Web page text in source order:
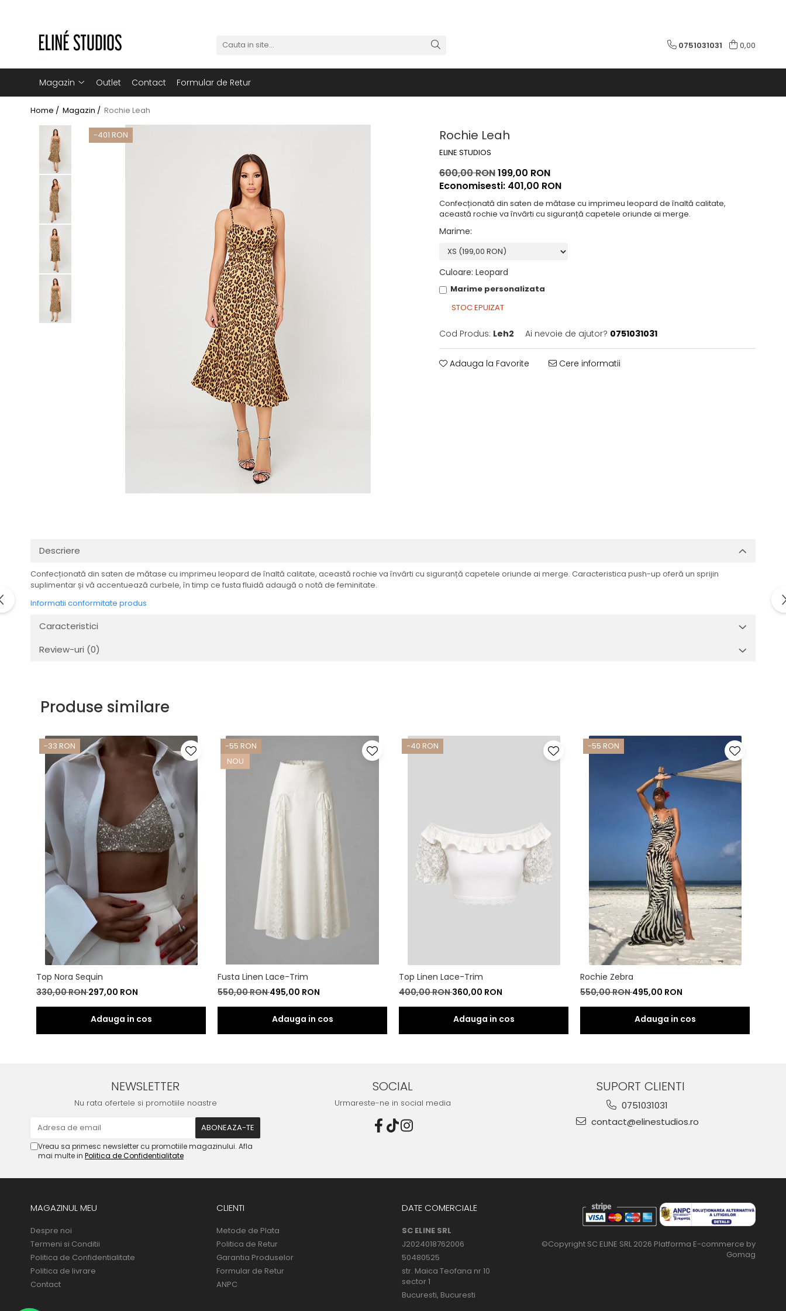
Magazin
Noutati
Rochii
Paltoane
Costume Baie
Lichidare de stoc
0751031031 0,00
Magazin Outlet Contact Formular de Retur
Home / Magazin / Rochie Leah
Rochie Leah
ELINE STUDIOS
-401 RON
600,00 RON199,00 RON
Economisesti: 401,00 RON
Confecționată din saten de mătase cu imprimeu leopard de înaltă calitate,
această rochie va învârti cu siguranță capetele oriunde ai merge.
Marime:
Culoare: Leopard
Marime personalizata
STOC EPUIZAT
Cod Produs: Leh2 Ai nevoie de ajutor? 0751031031
Adauga la Favorite Cere informatii
Descriere
Confecționată din saten de mătase cu imprimeu leopard de înaltă calitate, această rochie va învârti cu siguranță capetele oriunde ai merge. Caracteristica push-up oferă un sprijin
suplimentar și vă accentuează curbele, în timp ce fusta fluidă adaugă o notă de feminitate.
Informatii conformitate produs
Caracteristici
Review-uri (0)
Produse similare
-33 RON
Top Nora Sequin
330,00 RON297,00 RON
-55 RON
NOU
Fusta Linen Lace-Trim
550,00 RON495,00 RON
-40 RON
Top Linen Lace-Trim
400,00 RON360,00 RON
-55 RON
Rochie Zebra
550,00 RON495,00 RON
NEWSLETTER
Nu rata ofertele si promotiile noastre
Vreau sa primesc newsletter cu promotiile magazinului. Afla
mai multe in Politica de Confidentialitate
SOCIAL
Urmareste-ne in social media
SUPORT CLIENTI
0751031031
contact@elinestudios.ro
MAGAZINUL MEU
Despre noi
Termeni si Conditii
Politica de Confidentialitate
Politica de livrare
Contact
CLIENTI
Metode de Plata
Politica de Retur
Garantia Produselor
Formular de Retur
ANPC
DATE COMERCIALE
SC ELINE SRL
J2024018762006
50480525
str. Maica Teofana nr 10
sector 1
Bucuresti, Bucuresti
©Copyright SC ELINE SRL 2026 Platforma E-commerce by
Gomag